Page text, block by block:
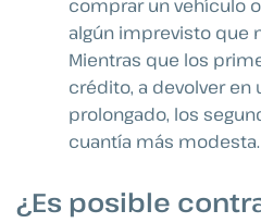
comprar un vehículo
algún imprevisto que
Mientras que los
crédito, a devolver en
prolongado, los
cuantía más modesta.
¿Es posible